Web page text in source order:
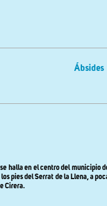
Ábsides
se halla en el centro del municipio
pies del Serrat dela Llena, a
Cirera.